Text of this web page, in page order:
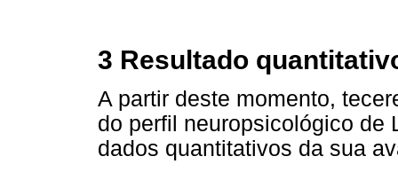
3 Resultado
A partir deste momento,
do perfil neuropsicológico de
dados quantitativos da sua